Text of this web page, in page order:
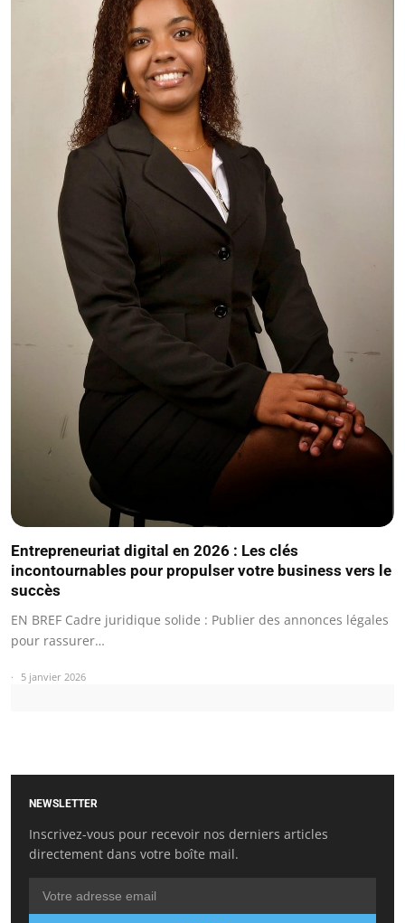
Entrepreneuriat digital en 2026 : Les clés
incontournables pour propulser votre business vers le
succès
EN BREF Cadre juridique solide : Publier des annonces légales
pour rassurer…
5 janvier 2026
NEWSLETTER
Inscrivez-vous pour recevoir nos derniers articles
directement dans votre boîte mail.